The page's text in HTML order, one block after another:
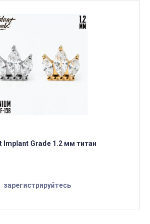
Implant Grade 1.2 мм титан
зарегистрируйтесь